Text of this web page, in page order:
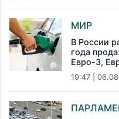
МИР
В России
года
Евро-3,
19:47 | 06.08